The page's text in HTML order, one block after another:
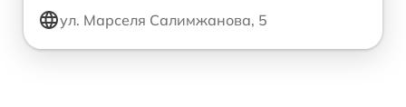
ул. Марселя Салимжанова, 5